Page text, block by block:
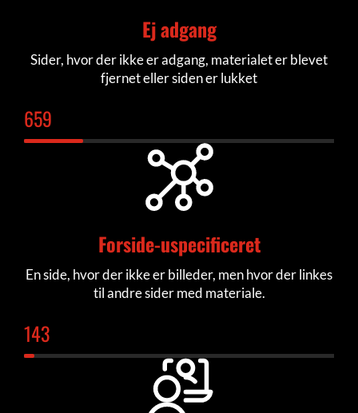
Ej adgang
Sider, hvor der ikke er adgang, materialet er blevet
fjernet eller siden er lukket
673
Forside-uspecificeret
En side, hvor der ikke er billeder, men hvor der linkes
til andre sider med materiale.
148